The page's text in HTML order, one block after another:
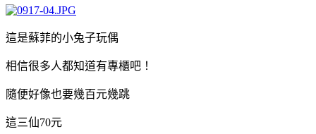
這是蘇菲的小兔子玩偶
相信很多人都知道有專櫃吧！
隨便好像也要幾百元幾跳
這三仙70元